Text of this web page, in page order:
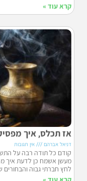
קרא עוד »
אז תכלס, איך
דניאל אברהם אין תגובות
קודם כל תודה רבה על
מעשן אשמח כן לדעת איך
לחץ חברתי גבוה והבחורים